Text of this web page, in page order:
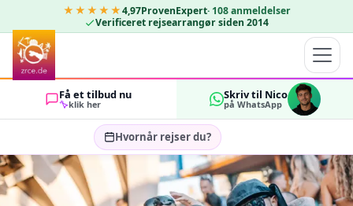
★★★★★4,97ProvenExpert· 108 anmeldelser
Verificeret rejsearrangør siden 2014
Få et tilbud nu
klik her
Skriv til Nico
på WhatsApp
Hvornår rejser du?
Vælg rejsedatoer…
GÆSTER